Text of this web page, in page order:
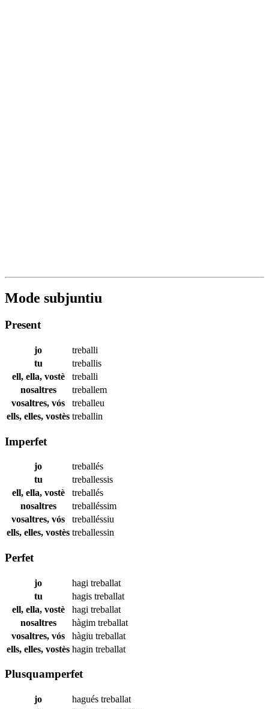
Mode subjuntiu
Present
jo
treballi
tu
treballis
ell, ella, vostè
treballi
nosaltres
treballem
vosaltres, vós
treballeu
ells, elles, vostès treballin
Imperfet
jo
treballés
tu
treballessis
ell, ella, vostè
treballés
nosaltres
treballéssim
vosaltres, vós
treballéssiu
ells, elles, vostès treballessin
Perfet
jo hagi treballat
tu
hagis treballat
ell, ella, vostè
hagi treballat
nosaltres
hàgim treballat
vosaltres, vós
hàgiu treballat
ells, elles, vostès hagin treballat
Plusquamperfet
jo hagués treballat